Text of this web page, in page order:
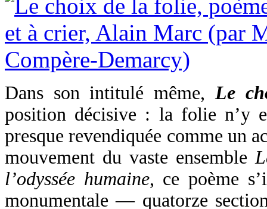
Dans son intitulé même, Le
position décisive : la folie n’y
presque revendiquée comme un
mouvement du vaste ensemble
l’odyssée humaine, ce poème
monumentale — quatorze